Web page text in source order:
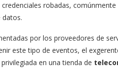
robadas,
datos.
por los proveedores de
este tipo de eventos, el
en una tienda de